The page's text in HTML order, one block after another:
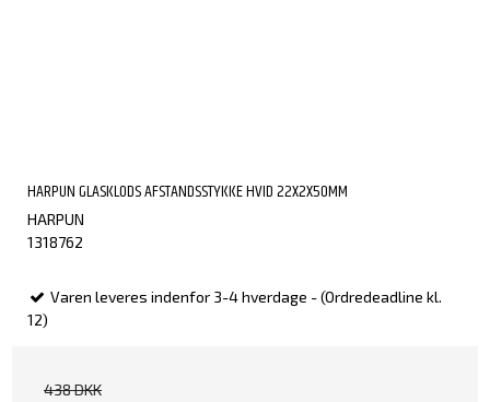
HARPUN GLASKLODS AFSTANDSSTYKKE HVID 22X2X50MM
HARPUN
1318762
Varen leveres indenfor 3-4 hverdage - (Ordredeadline kl.
12)
438 DKK